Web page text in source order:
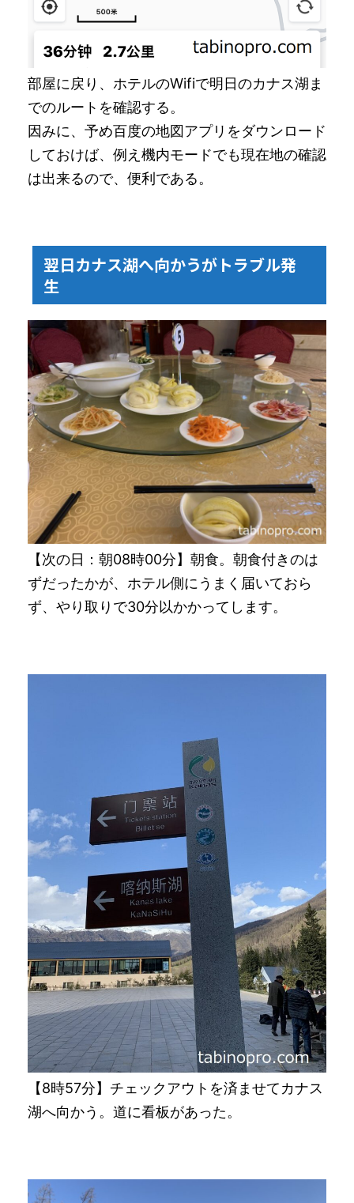
部屋に戻り、ホテルのWifiで明日のカナス湖ま
でのルートを確認する。
因みに、予め百度の地図アプリをダウンロード
しておけば、例え機内モードでも現在地の確認
は出来るので、便利である。
翌日カナス湖へ向かうがトラブル発
生
【次の日：朝08時00分】朝食。朝食付きのは
ずだったかが、ホテル側にうまく届いておら
ず、やり取りで30分以かかってします。
【8時57分】チェックアウトを済ませてカナス
湖へ向かう。道に看板があった。